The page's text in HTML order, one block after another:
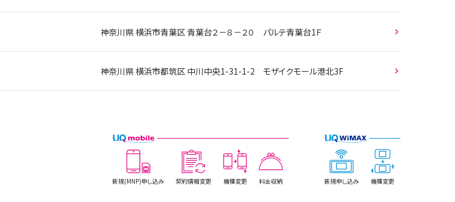
神奈川県 横浜市青葉区 青葉台２－８－２０ パルテ青葉台1Ｆ
神奈川県 横浜市都筑区 中川中央1-31-1-2 モザイクモール港北3F
新規(MNP)申し込み 契約情報変更 機種変更 料金収納 新規申し込み 機種変更